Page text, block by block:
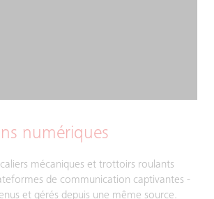
numériques
mécaniques et trottoirs roulants
de communication captivantes -
et gérés depuis une même source.